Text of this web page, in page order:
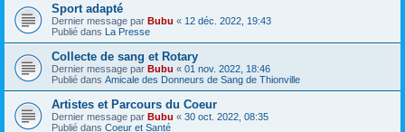
Sport adapté
Dernier message par Bubu « 12 déc. 2022, 19:43
Publié dans La Presse
Collecte de sang et Rotary
Dernier message par Bubu « 01 nov. 2022, 18:46
Publié dans Amicale des Donneurs de Sang de Thionville
Artistes et Parcours du Coeur
Dernier message par Bubu « 30 oct. 2022, 08:35
Publié dans Coeur et Santé